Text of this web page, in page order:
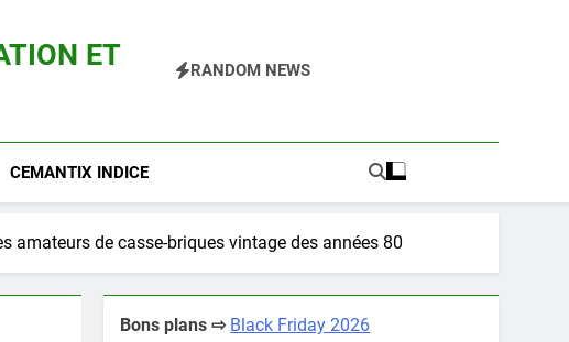
ET
RANDOM NEWS
CEMANTIX INDICE
amateurs de casse-briques vintage des années 80
Bons plans ⇨ Black Friday 2026